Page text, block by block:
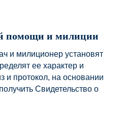
помощи и милиции
и милиционер установят
ее характер и
и протокол, на основании
Свидетельство о